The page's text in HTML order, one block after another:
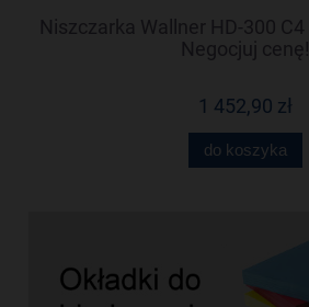
Niszczarka Wallner HD-300 C4
Negocjuj cenę!
1 452,90 zł
do koszyka